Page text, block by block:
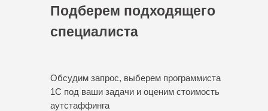
Обсудим запрос, выберем программиста
1С под ваши задачи и оценим стоимость
аутстаффинга
Подберем подходящего
специалиста